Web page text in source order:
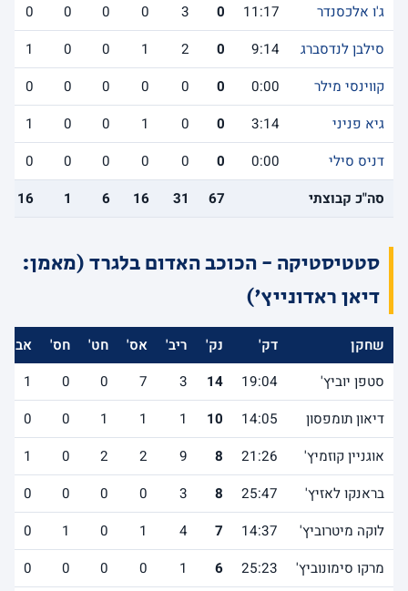
ג'ו אלכסנדר
11:17
0
3
0
0
0
0
סילבן לנדסברג
9:14
0
2
1
0
0
1
קווינסי מילר
0:00
0
0
0
0
0
0
גיא פניני
3:14
0
0
1
0
0
1
דניס סילי
0:00
0
0
0
0
0
0
סה"כ קבוצתי
67
31
16
6
1
16
סטטיסטיקה - הכוכב האדום בלגרד (מאמן:
דיאן ראדונייץ')
שחקן דק' נק' ריב' אס' חט' חס'
אב'
סטפן יוביץ'
19:04
14
3
7
0
0
1
דיאון תומפסון
14:05
10
1
1
1
0
0
אוגניין קוזמיץ'
21:26
8
9
2
2
0
1
בראנקו לאזיץ'
25:47
8
3
0
0
0
0
לוקה מיטרוביץ'
14:37
7
4
1
0
1
0
מרקו סימונוביץ'
25:23
6
1
0
0
0
0